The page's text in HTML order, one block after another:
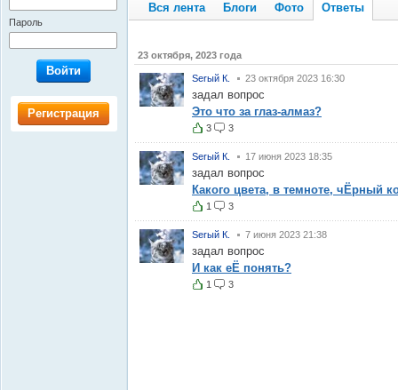
Вся лента Блоги Фото Ответы
23 октября, 2023 года
Serый К. 23 октября 2023 16:30
задал вопрос
Это что за глаз-алмаз?
3 3
Serый К. 17 июня 2023 18:35
задал вопрос
Какого цвета, в темноте, чЁрный
1 3
Serый К. 7 июня 2023 21:38
задал вопрос
И как еЁ понять?
1 3
Пароль
Войти
Регистрация